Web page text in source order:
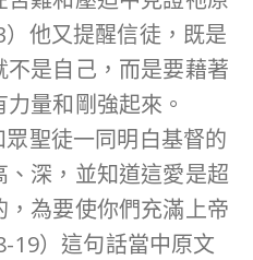
他又提醒信徒，既是
是自己，而是要藉著
量和剛強起來。
眾聖徒一同明白基督的
深，並知道這愛是超
為要使你們充滿上帝
19）這句話當中原文